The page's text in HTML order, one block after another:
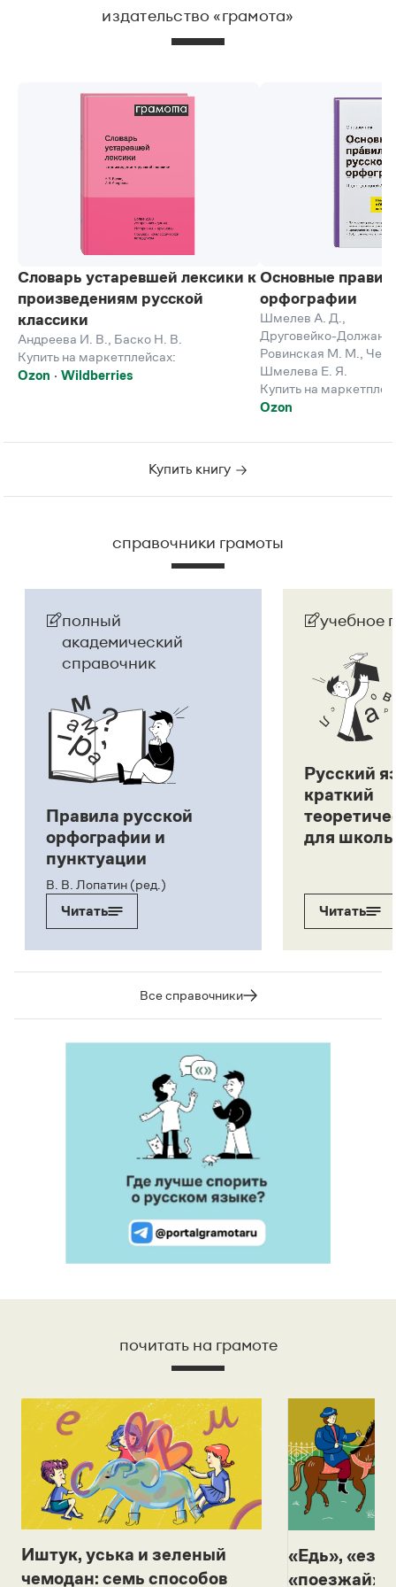
издательство «грамота»
Словарь устаревшей лексики к
произведениям русской
классики
Андреева И. В.
Баско Н. В.
Купить на маркетплейсах:
Ozon
Wildberries
Основные
орфографии
Шмелев А. Д.
Друговейко-
Ровинская М. М.
Шмелева Е. Я.
Купить на
Ozon
Купить книгу
справочники грамоты
полный
академический
справочник
Правила русской
орфографии и
пунктуации
В. В. Лопатин (ред.)
Читать
учебное
Русский
краткий
для
Читать
Все справочники
почитать на грамоте
Иштук, уська и зеленый
чемодан: семь способов
«Едь»,
«поезжай»?